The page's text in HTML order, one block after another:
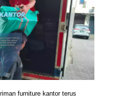
furniture kantor terus